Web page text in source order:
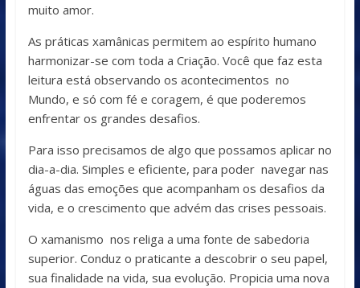
muito amor.
As práticas xamânicas permitem ao espírito humano
harmonizar-se com toda a Criação. Você que faz esta
leitura está observando os acontecimentos no
Mundo, e só com fé e coragem, é que poderemos
enfrentar os grandes desafios.
Para isso precisamos de algo que possamos aplicar no
dia-a-dia. Simples e eficiente, para poder navegar nas
águas das emoções que acompanham os desafios da
vida, e o crescimento que advém das crises pessoais.
O xamanismo nos religa a uma fonte de sabedoria
superior. Conduz o praticante a descobrir o seu papel,
sua finalidade na vida, sua evolução. Propicia uma nova